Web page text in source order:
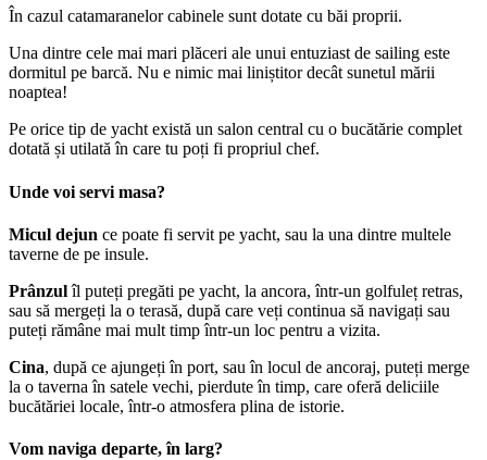
În cazul catamaranelor cabinele sunt dotate cu băi proprii.
Una dintre cele mai mari plăceri ale unui entuziast de sailing este
dormitul pe barcă. Nu e nimic mai liniștitor decât sunetul mării
noaptea!
Pe orice tip de yacht există un salon central cu o bucătărie complet
dotată și utilată în care tu poți fi propriul chef.
Unde voi servi masa?
Micul dejun ce poate fi servit pe yacht, sau la una dintre multele
taverne de pe insule.
Prânzulîl puteți pregăti pe yacht, la ancora, într-un golfuleț retras,
sau să mergeți la o terasă, după care veți continua să navigați sau
puteți rămâne mai mult timp într-un loc pentru a vizita.
Cina, după ce ajungeți în port, sau în locul de ancoraj, puteți merge
la o taverna în satele vechi, pierdute în timp, care oferă deliciile
bucătăriei locale, într-o atmosfera plina de istorie.
Vom naviga departe, în larg?